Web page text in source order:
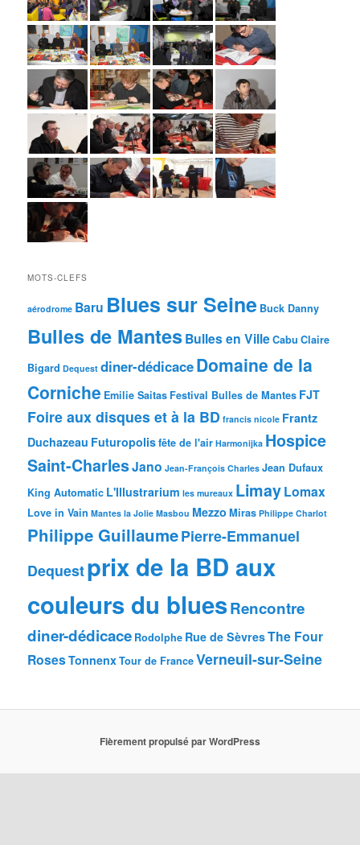
MOTS-CLEFS
aérodrome Baru Blues sur Seine Buck Danny
Bulles de MantesBulles en VilleCabu Claire
Bigard Dequest diner-dédicaceDomaine de la
Corniche Emilie Saitas Festival Bulles de Mantes FJT
Foire aux disques et à la BD francis nicole Frantz
Duchazeau Futuropolisfête de l'air Harmonijka Hospice
Saint-CharlesJano Jean-François Charles Jean Dufaux
King Automatic L'Illustrarium les mureaux LimayLomax
Love in Vain Mantes la Jolie Masbou Mezzo Miras Philippe Charlot
Philippe GuillaumePierre-Emmanuel
Dequestprix de la BD aux
couleurs du bluesRencontre
diner-dédicace Rodolphe Rue de SèvresThe Four
RosesTonnenxTour de FranceVerneuil-sur-Seine
Fièrement propulsé par WordPress